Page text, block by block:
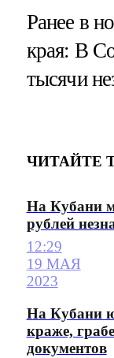
Ранее в
края: В
тысячи
ЧИТАЙТЕ
На Кубани
рублей
12:29
19 МАЯ
2023
На Кубани
краже,
документов